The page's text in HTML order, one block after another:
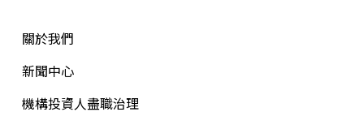
關於我們
新聞中心
機構投資人盡職治理